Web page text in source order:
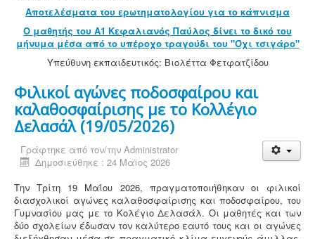
Αποτελέσματα του ερωτηματολογίου για το κάπνισμα
Ο μαθητής του Α1 Κεφαλιανός Παύλος δίνει το δικό του
μήνυμα μέσα από το υπέροχο τραγούδι του "Όχι τσιγάρο"
Υπεύθυνη εκπαιδευτικός: Βιολέττα Φετφατζίδου
Φιλικοί αγώνες ποδοσφαίρου και
καλαθοσφαίρισης με το Κολλέγιο
Δελασάλ (19/05/2026)
Γράφτηκε από τον/την Administrator
Δημοσιεύθηκε : 24 Μαϊος 2026
Την Τρίτη 19 Μαΐου 2026, πραγματοποιήθηκαν οι φιλικοί
διασχολικοί αγώνες καλαθοσφαίρισης και ποδοσφαίρου, του
Γυμνασίου μας με το Κολέγιο Δελασάλ. Οι μαθητές και των
δύο σχολείων έδωσαν τον καλύτερο εαυτό τους και οι αγώνες